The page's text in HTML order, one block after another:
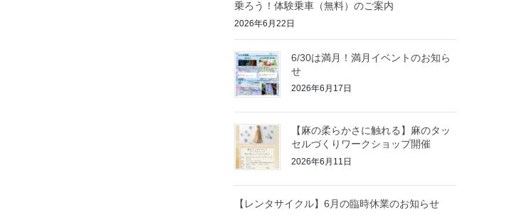
乗ろう！体験乗車（無料）のご案内
2026年6月22日
6/30は満月！満月イベントのお知ら
せ
2026年6月17日
【麻の柔らかさに触れる】麻のタッ
セルづくりワークショップ開催
2026年6月11日
【レンタサイクル】6月の臨時休業のお知らせ